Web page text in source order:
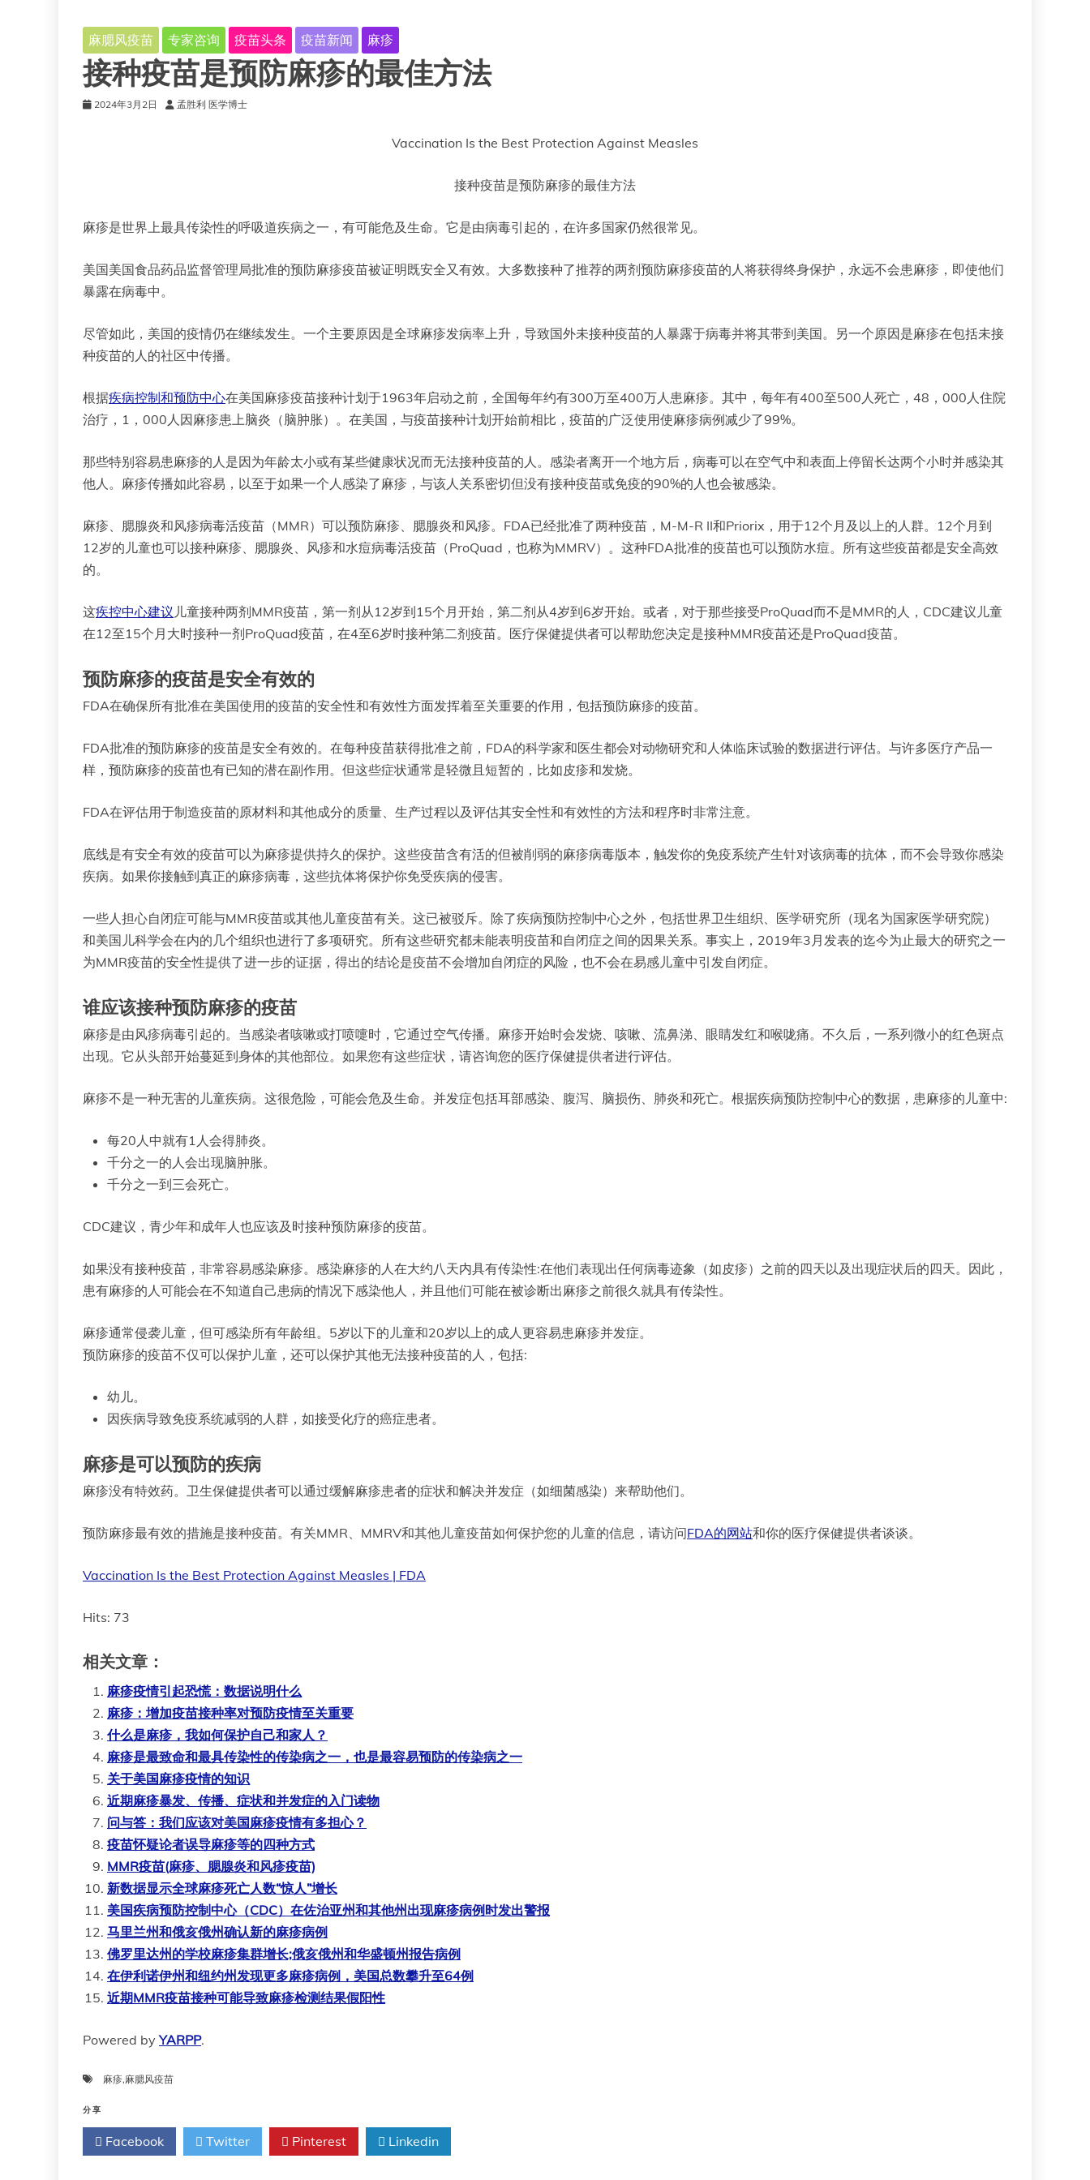
麻腮风疫苗 专家咨询 疫苗头条 疫苗新闻 麻疹
接种疫苗是预防麻疹的最佳方法
2024年3月2日 孟胜利 医学博士
Vaccination Is the Best Protection Against Measles
接种疫苗是预防麻疹的最佳方法
麻疹是世界上最具传染性的呼吸道疾病之一，有可能危及生命。它是由病毒引起的，在许多国家仍然很常见。
美国美国食品药品监督管理局批准的预防麻疹疫苗被证明既安全又有效。大多数接种了推荐的两剂预防麻疹疫苗的人将获得终身保护，永远不会患麻疹，即使他们
暴露在病毒中。
尽管如此，美国的疫情仍在继续发生。一个主要原因是全球麻疹发病率上升，导致国外未接种疫苗的人暴露于病毒并将其带到美国。另一个原因是麻疹在包括未接
种疫苗的人的社区中传播。
根据疾病控制和预防中心在美国麻疹疫苗接种计划于1963年启动之前，全国每年约有300万至400万人患麻疹。其中，每年有400至500人死亡，48，000人住院
治疗，1，000人因麻疹患上脑炎（脑肿胀）。在美国，与疫苗接种计划开始前相比，疫苗的广泛使用使麻疹病例减少了99%。
那些特别容易患麻疹的人是因为年龄太小或有某些健康状况而无法接种疫苗的人。感染者离开一个地方后，病毒可以在空气中和表面上停留长达两个小时并感染其
他人。麻疹传播如此容易，以至于如果一个人感染了麻疹，与该人关系密切但没有接种疫苗或免疫的90%的人也会被感染。
麻疹、腮腺炎和风疹病毒活疫苗（MMR）可以预防麻疹、腮腺炎和风疹。FDA已经批准了两种疫苗，M-M-R II和Priorix，用于12个月及以上的人群。12个月到
12岁的儿童也可以接种麻疹、腮腺炎、风疹和水痘病毒活疫苗（ProQuad，也称为MMRV）。这种FDA批准的疫苗也可以预防水痘。所有这些疫苗都是安全高效
的。
这疾控中心建议 儿童接种两剂MMR疫苗，第一剂从12岁到15个月开始，第二剂从4岁到6岁开始。或者，对于那些接受ProQuad而不是MMR的人，CDC建议儿童
在12至15个月大时接种一剂ProQuad疫苗，在4至6岁时接种第二剂疫苗。医疗保健提供者可以帮助您决定是接种MMR疫苗还是ProQuad疫苗。
预防麻疹的疫苗是安全有效的
FDA在确保所有批准在美国使用的疫苗的安全性和有效性方面发挥着至关重要的作用，包括预防麻疹的疫苗。
FDA批准的预防麻疹的疫苗是安全有效的。在每种疫苗获得批准之前，FDA的科学家和医生都会对动物研究和人体临床试验的数据进行评估。与许多医疗产品一
样，预防麻疹的疫苗也有已知的潜在副作用。但这些症状通常是轻微且短暂的，比如皮疹和发烧。
FDA在评估用于制造疫苗的原材料和其他成分的质量、生产过程以及评估其安全性和有效性的方法和程序时非常注意。
底线是有安全有效的疫苗可以为麻疹提供持久的保护。这些疫苗含有活的但被削弱的麻疹病毒版本，触发你的免疫系统产生针对该病毒的抗体，而不会导致你感染
疾病。如果你接触到真正的麻疹病毒，这些抗体将保护你免受疾病的侵害。
一些人担心自闭症可能与MMR疫苗或其他儿童疫苗有关。这已被驳斥。除了疾病预防控制中心之外，包括世界卫生组织、医学研究所（现名为国家医学研究院）
和美国儿科学会在内的几个组织也进行了多项研究。所有这些研究都未能表明疫苗和自闭症之间的因果关系。事实上，2019年3月发表的迄今为止最大的研究之一
为MMR疫苗的安全性提供了进一步的证据，得出的结论是疫苗不会增加自闭症的风险，也不会在易感儿童中引发自闭症。
谁应该接种预防麻疹的疫苗
麻疹是由风疹病毒引起的。当感染者咳嗽或打喷嚏时，它通过空气传播。麻疹开始时会发烧、咳嗽、流鼻涕、眼睛发红和喉咙痛。不久后，一系列微小的红色斑点
出现。它从头部开始蔓延到身体的其他部位。如果您有这些症状，请咨询您的医疗保健提供者进行评估。
麻疹不是一种无害的儿童疾病。这很危险，可能会危及生命。并发症包括耳部感染、腹泻、脑损伤、肺炎和死亡。根据疾病预防控制中心的数据，患麻疹的儿童中:
每20人中就有1人会得肺炎。
千分之一的人会出现脑肿胀。
千分之一到三会死亡。
CDC建议，青少年和成年人也应该及时接种预防麻疹的疫苗。
如果没有接种疫苗，非常容易感染麻疹。感染麻疹的人在大约八天内具有传染性:在他们表现出任何病毒迹象（如皮疹）之前的四天以及出现症状后的四天。因此，
患有麻疹的人可能会在不知道自己患病的情况下感染他人，并且他们可能在被诊断出麻疹之前很久就具有传染性。
麻疹通常侵袭儿童，但可感染所有年龄组。5岁以下的儿童和20岁以上的成人更容易患麻疹并发症。
预防麻疹的疫苗不仅可以保护儿童，还可以保护其他无法接种疫苗的人，包括:
幼儿。
因疾病导致免疫系统减弱的人群，如接受化疗的癌症患者。
麻疹是可以预防的疾病
麻疹没有特效药。卫生保健提供者可以通过缓解麻疹患者的症状和解决并发症（如细菌感染）来帮助他们。
预防麻疹最有效的措施是接种疫苗。有关MMR、MMRV和其他儿童疫苗如何保护您的儿童的信息，请访问FDA的网站和你的医疗保健提供者谈谈。
Vaccination Is the Best Protection Against Measles | FDA
Hits: 73
相关文章：
麻疹疫情引起恐慌：数据说明什么
麻疹：增加疫苗接种率对预防疫情至关重要
什么是麻疹，我如何保护自己和家人？
麻疹是最致命和最具传染性的传染病之一，也是最容易预防的传染病之一
关于美国麻疹疫情的知识
近期麻疹暴发、传播、症状和并发症的入门读物
问与答：我们应该对美国麻疹疫情有多担心？
疫苗怀疑论者误导麻疹等的四种方式
MMR疫苗(麻疹、腮腺炎和风疹疫苗)
新数据显示全球麻疹死亡人数“惊人”增长
美国疾病预防控制中心（CDC）在佐治亚州和其他州出现麻疹病例时发出警报
马里兰州和俄亥俄州确认新的麻疹病例
佛罗里达州的学校麻疹集群增长;俄亥俄州和华盛顿州报告病例
在伊利诺伊州和纽约州发现更多麻疹病例，美国总数攀升至64例
近期MMR疫苗接种可能导致麻疹检测结果假阳性
Powered byYARPP.
麻疹,麻腮风疫苗
分享
Facebook Twitter Pinterest Linkedin